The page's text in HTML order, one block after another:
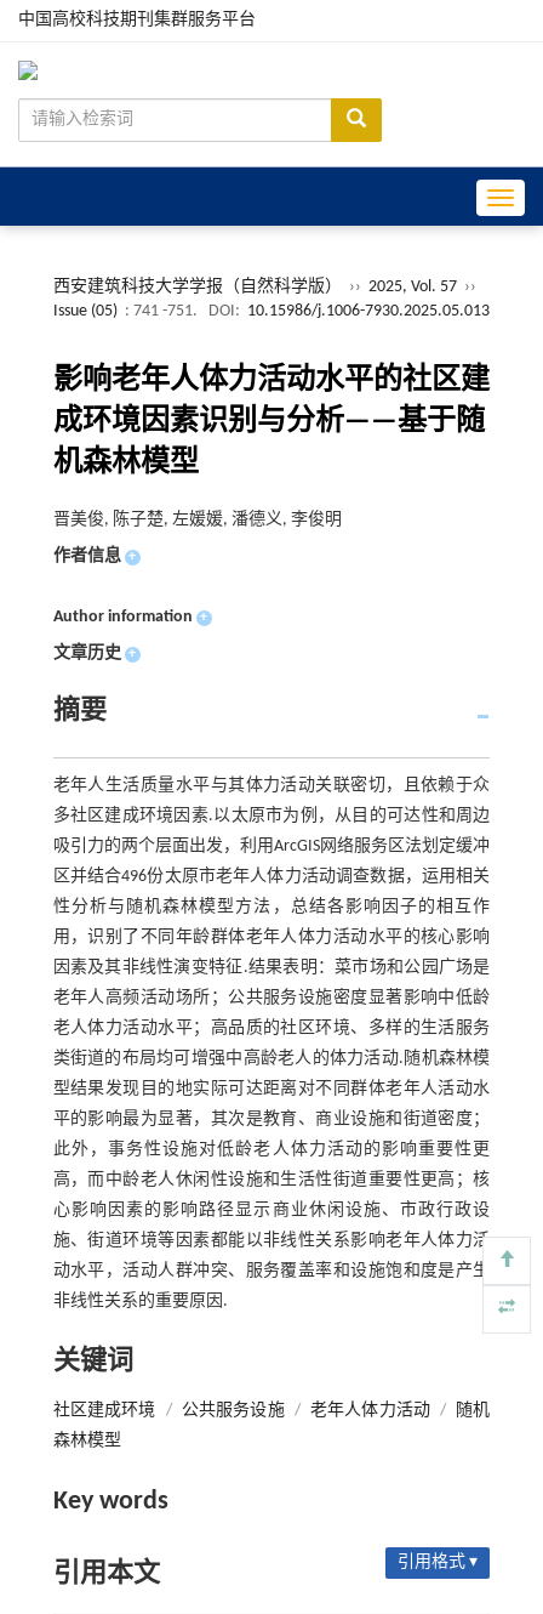
中国高校科技期刊集群服务平台
西安建筑科技大学学报（自然科学版） ›› 2025, Vol. 57 ››
Issue (05) : 741 -751. DOI: 10.15986/j.1006-7930.2025.05.013
影响老年人体力活动水平的社区建
成环境因素识别与分析——基于随
机森林模型
晋美俊, 陈子楚, 左媛媛, 潘德义, 李俊明
作者信息 +
Author information +
文章历史 +
摘要
老年人生活质量水平与其体力活动关联密切，且依赖于众
多社区建成环境因素.以太原市为例，从目的可达性和周边
吸引力的两个层面出发，利用ArcGIS网络服务区法划定缓冲
区并结合496份太原市老年人体力活动调查数据，运用相关
性分析与随机森林模型方法，总结各影响因子的相互作
用，识别了不同年龄群体老年人体力活动水平的核心影响
因素及其非线性演变特征.结果表明：菜市场和公园广场是
老年人高频活动场所；公共服务设施密度显著影响中低龄
老人体力活动水平；高品质的社区环境、多样的生活服务
类街道的布局均可增强中高龄老人的体力活动.随机森林模
型结果发现目的地实际可达距离对不同群体老年人活动水
平的影响最为显著，其次是教育、商业设施和街道密度；
此外，事务性设施对低龄老人体力活动的影响重要性更
高，而中龄老人休闲性设施和生活性街道重要性更高；核
心影响因素的影响路径显示商业休闲设施、市政行政设
施、街道环境等因素都能以非线性关系影响老年人体力活
动水平，活动人群冲突、服务覆盖率和设施饱和度是产生
非线性关系的重要原因.
关键词
社区建成环境 / 公共服务设施 / 老年人体力活动 /
随机
森林模型
Key words
引用本文 引用格式 ▾